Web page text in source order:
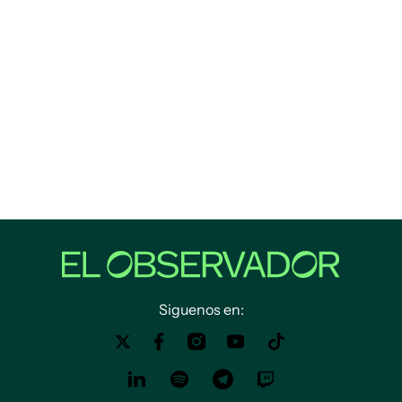
Siguenos en: